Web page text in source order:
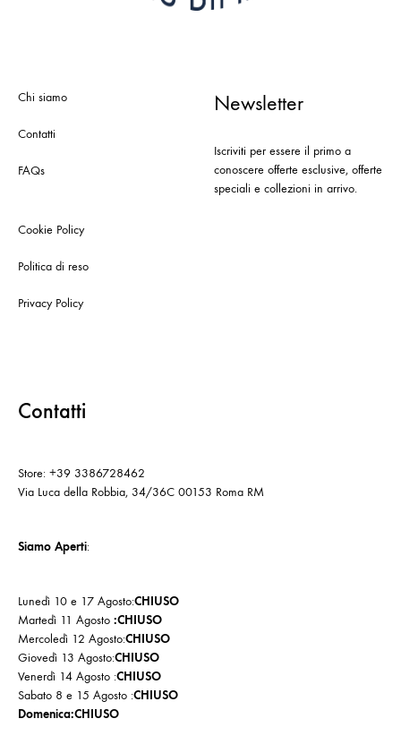
Chi siamo
Contatti
FAQs
Cookie Policy
Politica di reso
Privacy Policy
Newsletter
Iscriviti per essere il primo a
conoscere offerte esclusive, offerte
speciali e collezioni in arrivo.
Contatti
Store: +39 3386728462
Via Luca della Robbia, 34/36C 00153 Roma RM
Siamo Aperti:
Lunedì 10 e 17 Agosto:CHIUSO
Martedì 11 Agosto :CHIUSO
Mercoledì 12 Agosto:CHIUSO
Giovedì 13 Agosto:CHIUSO
Venerdì 14 Agosto :CHIUSO
Sabato 8 e 15 Agosto :CHIUSO
Domenica:CHIUSO